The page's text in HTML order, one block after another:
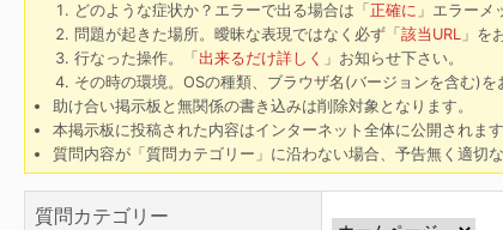
どのような症状か？エラーで出る場合は「 正確に 」エラーメ
問題が起きた場所。曖昧な表現ではなく必ず「 該当URL」を
行なった操作。「 出来るだけ詳しく 」お知らせ下さい。
その時の環境。OSの種類、ブラウザ名(バージョンを含む)を
助け合い掲示板と無関係の書き込みは削除対象となります。
本掲示板に投稿された内容はインターネット全体に公開されます
質問内容が「質問カテゴリー」に沿わない場合、予告無く適切
質問カテゴリー